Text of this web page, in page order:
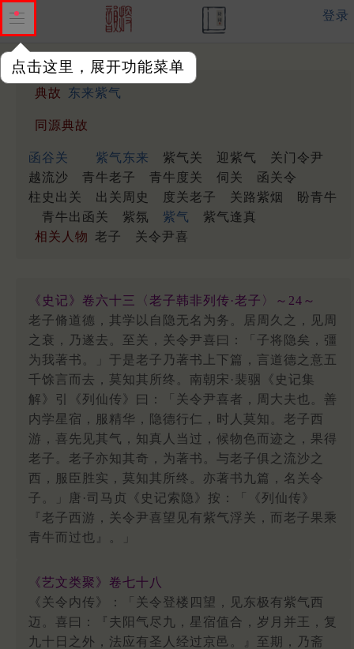
点击这里，展开功能菜单
登录
典故 东来紫气
同源典故
函谷关 紫气东来 紫气关 迎紫气
关门令尹
越流沙
青牛老子 青牛度关 伺关
函关令
柱史出关
出关周史 度关老子 关路紫烟
盼青牛
青牛出函关
紫氛 紫气
紫气逢真
相关人物
老子 关令尹喜
《史记》卷六十三〈老子韩非列传·老子〉～24～
老子脩道德，其学以自隐无名为务。居周久之，见周
之衰，乃遂去。至关，关令尹喜曰：「子将隐矣，彊
为我著书。」于是老子乃著书上下篇，言道德之意五
千馀言而去，莫知其所终。南朝宋·裴骃《史记集
解》引《列仙传》曰：「关令尹喜者，周大夫也。善
内学星宿，服精华，隐德行仁，时人莫知。老子西
游，喜先见其气，知真人当过，候物色而迹之，果得
老子。老子亦知其奇，为著书。与老子俱之流沙之
西，服臣胜实，莫知其所终。亦著书九篇，名关令
子。」唐·司马贞《史记索隐》按：「《列仙传》
『老子西游，关令尹喜望见有紫气浮关，而老子果乘
青牛而过也』。」
《艺文类聚》卷七十八
《关令内传》：「关令登楼四望，见东极有紫气西
迈。喜曰：『夫阳气尽九，星宿值合，岁月并王，复
九十日之外，法应有圣人经过京邑。』至期，乃斋